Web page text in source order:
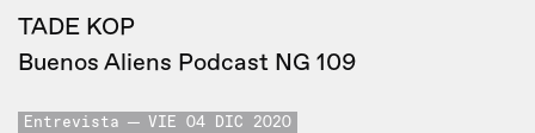
TADE KOP
Buenos Aliens Podcast NG 109
Entrevista VIE 04 DIC 2020